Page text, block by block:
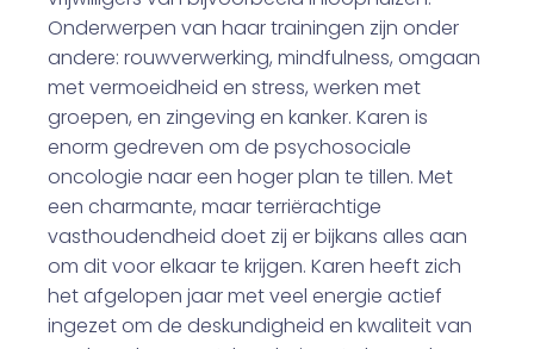
Onderwerpen van haar trainingen zijn onder
andere: rouwverwerking, mindfulness, omgaan
met vermoeidheid en stress, werken met
groepen, en zingeving en kanker. Karen is
enorm gedreven om de psychosociale
oncologie naar een hoger plan te tillen. Met
een charmante, maar terriërachtige
vasthoudendheid doet zij er bijkans alles aan
om dit voor elkaar te krijgen. Karen heeft zich
het afgelopen jaar met veel energie actief
ingezet om de deskundigheid en kwaliteit van